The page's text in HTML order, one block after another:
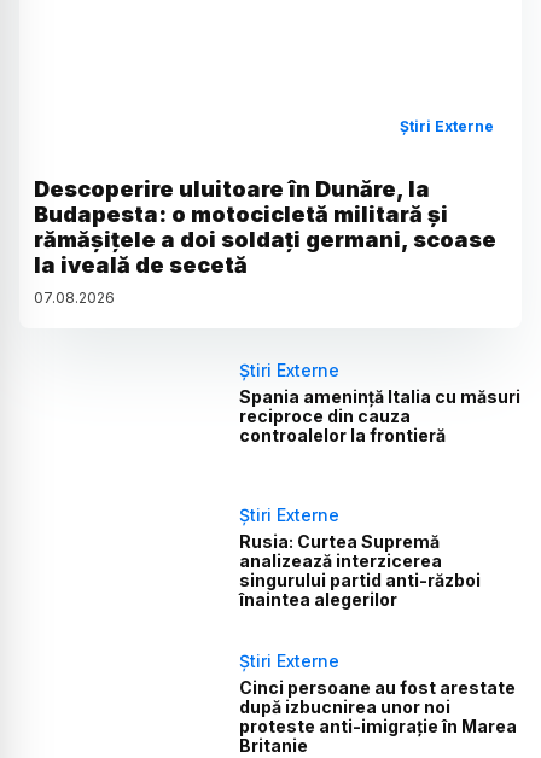
Știri Externe
Descoperire uluitoare în Dunăre, la
Budapesta: o motocicletă militară și
rămășițele a doi soldați germani, scoase
la iveală de secetă
07.08.2026
Știri Externe
Spania amenință Italia cu măsuri
reciproce din cauza
controalelor la frontieră
Știri Externe
Rusia: Curtea Supremă
analizează interzicerea
singurului partid anti-război
înaintea alegerilor
Știri Externe
Cinci persoane au fost arestate
după izbucnirea unor noi
proteste anti-imigrație în Marea
Britanie